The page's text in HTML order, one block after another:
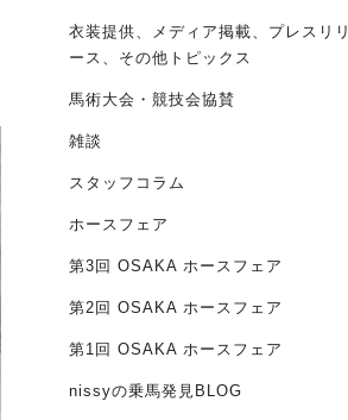
衣装提供、メディア掲載、プレスリリ
ース、その他トピックス
馬術大会・競技会協賛
雑談
スタッフコラム
ホースフェア
第3回 OSAKA ホースフェア
第2回 OSAKA ホースフェア
第1回 OSAKA ホースフェア
nissyの乗馬発見BLOG